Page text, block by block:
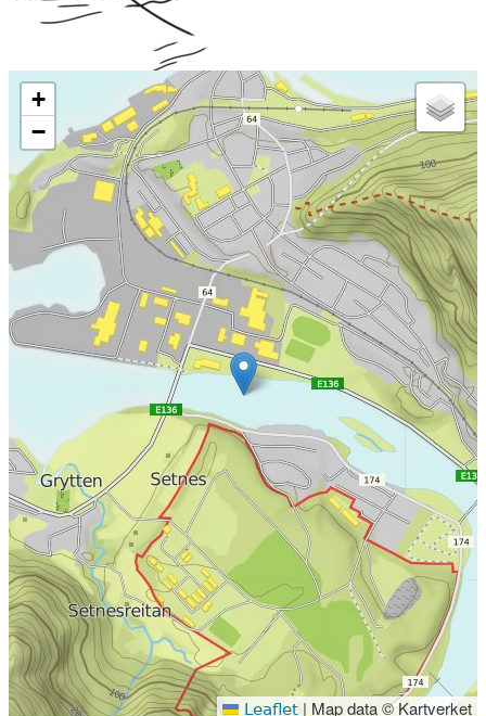
+
−
Leaflet | Map data © Kartverket